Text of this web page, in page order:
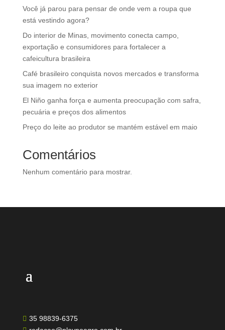
Você já parou para pensar de onde vem a roupa que
está vestindo agora?
Do interior de Minas, movimento conecta campo,
exportação e consumidores para fortalecer a
cafeicultura brasileira
Café brasileiro conquista novos mercados e transforma
sua imagem no exterior
El Niño ganha força e aumenta preocupação com safra,
pecuária e preços dos alimentos
Preço do leite ao produtor se mantém estável em maio
Comentários
Nenhum comentário para mostrar.
 35 98839-6375